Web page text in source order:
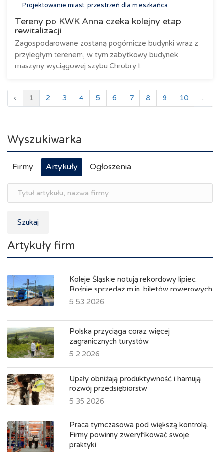
Projektowanie miast, przestrzeń dla mieszkańca
Tereny po KWK Anna czeka kolejny etap
rewitalizacji
Zagospodarowane zostaną pogórnicze budynki wraz z
przyległym terenem, w tym zabytkowy budynek
maszyny wyciągowej szybu Chrobry I.
‹ 1 2 3 4 5 6 7 8 9 10 ...
Wyszukiwarka
Firmy Artykuły Ogłoszenia
Szukaj
Artykuły firm
Koleje Śląskie notują rekordowy lipiec.
Rośnie sprzedaż m.in. biletów rowerowych
5 53 2026
Polska przyciąga coraz więcej
zagranicznych turystów
5 2 2026
Upały obniżają produktywność i hamują
rozwój przedsiębiorstw
5 35 2026
Praca tymczasowa pod większą kontrolą.
Firmy powinny zweryfikować swoje
praktyki